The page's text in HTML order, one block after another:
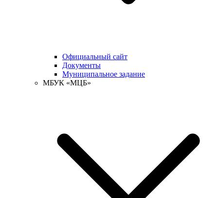
Официальный сайт
Документы
Муниципальное задание
МБУК «МЦБ»